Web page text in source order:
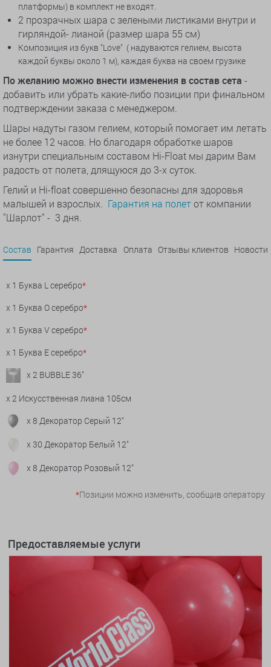
платформы) в комплект не входят.
2 прозрачных шара с зелеными листиками внутри и
гирляндой- лианой (размер шара 55 см)
Композиция из букв "Love" ( надуваются гелием, высота
каждой буквы около 1 м), каждая буква на своем грузике
По желанию можно внести изменения в состав сета -
добавить или убрать какие-либо позиции при финальном
подтверждении заказа с менеджером.
Шары надуты газом гелием, который помогает им летать
не более 12 часов. Но благодаря обработке шаров
изнутри специальным составом Hi-Float мы дарим Вам
радость от полета, длящуюся до 3-х суток.
Гелий и Hi-float совершенно безопасны для здоровья
малышей и взрослых. Гарантия на полетот компании
"Шарлот" - 3 дня.
Состав Гарантия Доставка Оплата Отзывы клиентов Новости
x 1 Буква L серебро*
x 1 Буква О серебро*
x 1 Буква V серебро*
x 1 Буква Е серебро*
x 2 BUBBLE 36"
x 2 Искусственная лиана 105см
x 8 Декоратор Серый 12"
x 30 Декоратор Белый 12"
x 8 Декоратор Розовый 12"
*Позиции можно изменить, сообщив оператору
Предоставляемые услуги